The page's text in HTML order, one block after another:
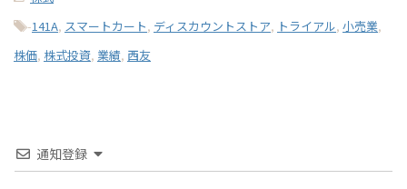
-141A, スマートカート, ディスカウントストア, トライアル, 小売業,
株価, 株式投資, 業績, 西友
通知登録